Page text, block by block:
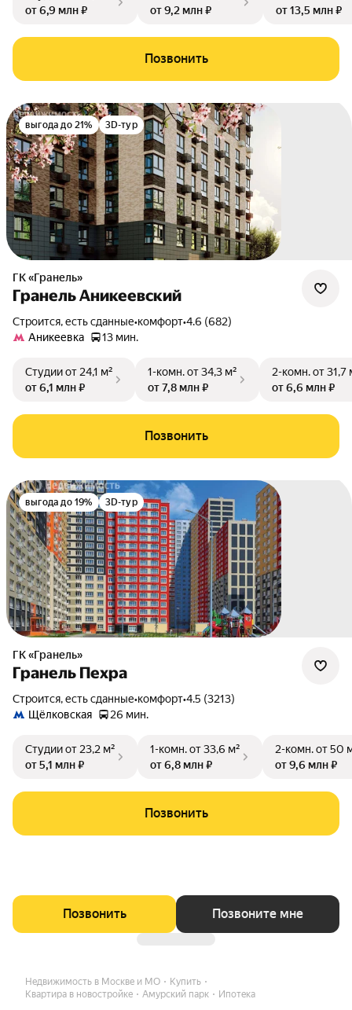
от 6,9 млн ₽
от 9,2 млн ₽
от 13,5 млн ₽
Позвонить
выгода до 21% 3D-тур
ГК «Гранель»
Гранель Аникеевский
Строится, есть сданные•комфорт•4.6 (682)
Аникеевка
13 мин.
Студииот 24,1 м²
от 6,1 млн ₽
1-комн.от 34,3 м²
от 7,8 млн ₽
2-комн.от 31,7
от 6,6 млн ₽
Позвонить
выгода до 19% 3D-тур
ГК «Гранель»
Гранель Пехра
Строится, есть сданные•комфорт•4.5 (3213)
Щёлковская
26 мин.
Студииот 23,2 м²
от 5,1 млн ₽
1-комн.от 33,6 м²
от 6,8 млн ₽
2-комн.от 50
от 9,6 млн ₽
Позвонить
Позвонить Позвоните мне
Недвижимость в Москве и МО
Купить
Квартира в новостройке
Амурский парк Ипотека